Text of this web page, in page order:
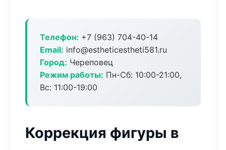
Телефон: +7 (963) 704-40-14
Email: info@estheticestheti581.ru
Город: Череповец
Режим работы: Пн-Сб: 10:00-21:00,
Вс: 11:00-19:00
Коррекция фигуры в